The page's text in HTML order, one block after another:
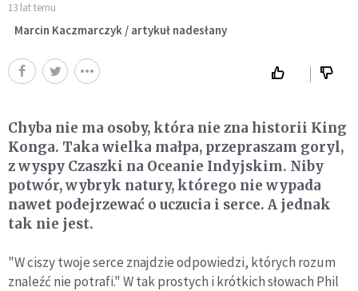
13 lat temu
Marcin Kaczmarczyk / artykuł nadesłany
Chyba nie ma osoby, która nie zna historii King
Konga. Taka wielka małpa, przepraszam goryl,
z wyspy Czaszki na Oceanie Indyjskim. Niby
potwór, wybryk natury, którego nie wypada
nawet podejrzewać o uczucia i serce. A jednak
tak nie jest.
"W ciszy twoje serce znajdzie odpowiedzi, których rozum
znaleźć nie potrafi." W tak prostych i krótkich słowach Phil